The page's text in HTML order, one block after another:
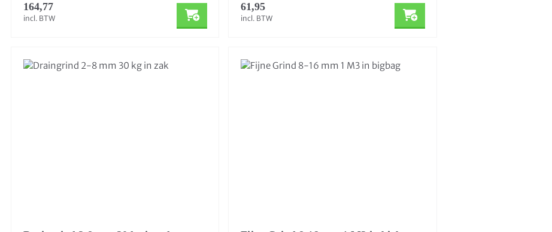
164,77
incl. BTW
61,95
incl. BTW